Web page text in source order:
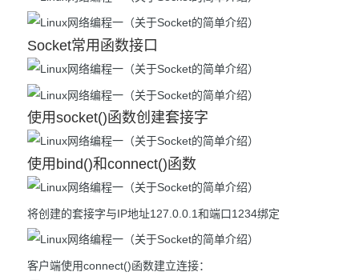
Socket常用函数接口
使用socket()函数创建套接字
使用bind()和connect()函数
将创建的套接字与IP地址127.0.0.1和端口1234绑定
客户端使用connect()函数建立连接：